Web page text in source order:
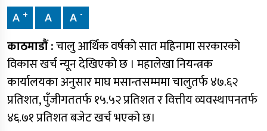
A + A A -
काठमाडौं :चालु आर्थिक वर्षको सात महिनामा सरकारको
विकास खर्च न्यून देखिएको छ । महालेखा नियन्त्रक
कार्यालयका अनुसार माघ मसान्तसम्ममा चालुतर्फ ४७.६२
प्रतिशत, पुँजीगततर्फ १५.५२ प्रतिशत र वित्तीय व्यवस्थापनतर्फ
४६.७१ प्रतिशत बजेट खर्च भएको छ।